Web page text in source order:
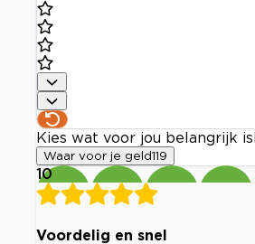
Kies wat voor jou belangrijk is
Waar voor je geld119
10
Voordelig en snel